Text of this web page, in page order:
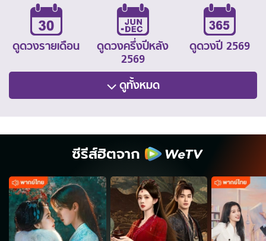
ดูดวงรายเดือน
ดูดวงครึ่งปีหลัง
2569
ดูดวงปี 2569
ดูทั้งหมด
ซีรีส์ฮิตจาก